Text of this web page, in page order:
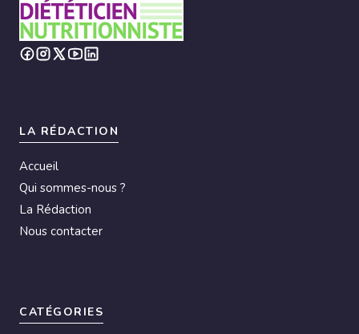
LA RÉDACTION
Accueil
Qui sommes-nous ?
La Rédaction
Nous contacter
CATÉGORIES